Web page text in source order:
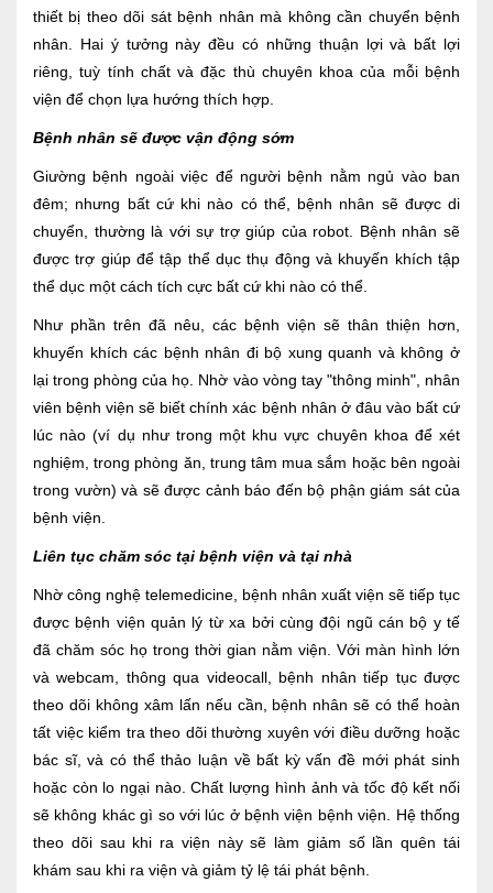
thiết bị theo dõi sát bệnh nhân mà không cần chuyển bệnh
nhân. Hai ý tưởng này đều có những thuận lợi và bất lợi
riêng, tuỳ tính chất và đặc thù chuyên khoa của mỗi bệnh
viện để chọn lựa hướng thích hợp.
Bệnh nhân sẽ được vận động sớm
Giường bệnh ngoài việc để người bệnh nằm ngủ vào ban
đêm; nhưng bất cứ khi nào có thể, bệnh nhân sẽ được di
chuyển, thường là với sự trợ giúp của robot. Bệnh nhân sẽ
được trợ giúp để tập thể dục thụ động và khuyến khích tập
thể dục một cách tích cực bất cứ khi nào có thể.
Như phần trên đã nêu, các bệnh viện sẽ thân thiện hơn,
khuyến khích các bệnh nhân đi bộ xung quanh và không ở
lại trong phòng của họ. Nhờ vào vòng tay "thông minh", nhân
viên bệnh viện sẽ biết chính xác bệnh nhân ở đâu vào bất cứ
lúc nào (ví dụ như trong một khu vực chuyên khoa để xét
nghiệm, trong phòng ăn, trung tâm mua sắm hoặc bên ngoài
trong vườn) và sẽ được cảnh báo đến bộ phận giám sát của
bệnh viện.
Liên tục chăm sóc tại bệnh viện và tại nhà
Nhờ công nghệ telemedicine, bệnh nhân xuất viện sẽ tiếp tục
được bệnh viện quản lý từ xa bởi cùng đội ngũ cán bộ y tế
đã chăm sóc họ trong thời gian nằm viện. Với màn hình lớn
và webcam, thông qua videocall, bệnh nhân tiếp tục được
theo dõi không xâm lấn nếu cần, bệnh nhân sẽ có thể hoàn
tất việc kiểm tra theo dõi thường xuyên với điều dưỡng hoặc
bác sĩ, và có thể thảo luận về bất kỳ vấn đề mới phát sinh
hoặc còn lo ngại nào. Chất lượng hình ảnh và tốc độ kết nối
sẽ không khác gì so với lúc ở bệnh viện bệnh viện. Hệ thống
theo dõi sau khi ra viện này sẽ làm giảm số lần quên tái
khám sau khi ra viện và giảm tỷ lệ tái phát bệnh.